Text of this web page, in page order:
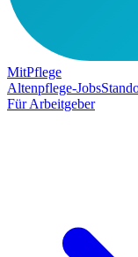
MitPflege
Altenpflege-Jobs
Für Arbeitgeber